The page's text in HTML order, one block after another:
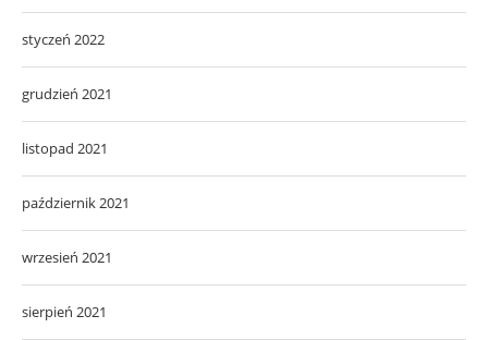
styczeń 2022
grudzień 2021
listopad 2021
październik 2021
wrzesień 2021
sierpień 2021